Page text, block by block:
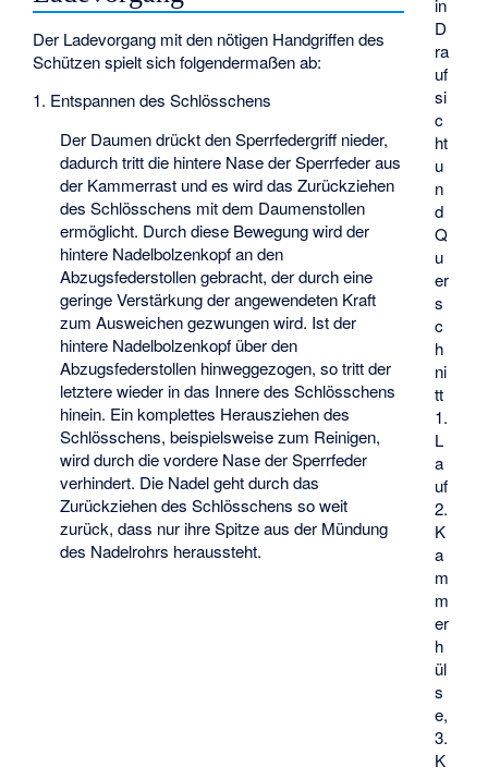
D
ra
uf
si
c
ht
u
n
d
Q
u
er
s
c
h
ni
tt
1.
L
a
uf
2.
K
a
m
m
er
h
ül
s
e,
3.
K
Der Ladevorgang mit den nötigen Handgriffen des
Schützen spielt sich folgendermaßen ab:
1. Entspannen des Schlösschens
Der Daumen drückt den Sperrfedergriff nieder,
dadurch tritt die hintere Nase der Sperrfeder aus
der Kammerrast und es wird das Zurückziehen
des Schlösschens mit dem Daumenstollen
ermöglicht. Durch diese Bewegung wird der
hintere Nadelbolzenkopf an den
Abzugsfederstollen gebracht, der durch eine
geringe Verstärkung der angewendeten Kraft
zum Ausweichen gezwungen wird. Ist der
hintere Nadelbolzenkopf über den
Abzugsfederstollen hinweggezogen, so tritt der
letztere wieder in das Innere des Schlösschens
hinein. Ein komplettes Herausziehen des
Schlösschens, beispielsweise zum Reinigen,
wird durch die vordere Nase der Sperrfeder
verhindert. Die Nadel geht durch das
Zurückziehen des Schlösschens so weit
zurück, dass nur ihre Spitze aus der Mündung
des Nadelrohrs heraussteht.